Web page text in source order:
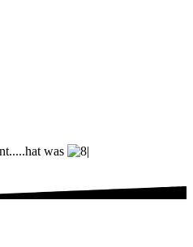
was